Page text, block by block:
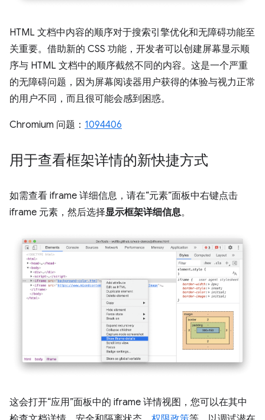
HTML 文档中内容的顺序对于搜索引擎优化和无障碍功能至
关重要。借助新的 CSS 功能，开发者可以创建屏幕显示顺
序与 HTML 文档中的顺序截然不同的内容。这是一个严重
的无障碍问题，因为屏幕阅读器用户获得的体验与视力正常
的用户不同，而且很可能会感到困惑。
Chromium 问题： 1094406
用于查看框架详情的新快捷方式
如需查看 iframe 详细信息，请在“元素”面板中右键点击
iframe 元素，然后选择显示框架详细信息。
这会打开“应用”面板中的 iframe 详情视图，您可以在其中